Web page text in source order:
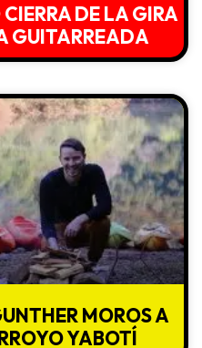
DE LA GIRA
GUITARREADA
MOROS A
YABOTÍ